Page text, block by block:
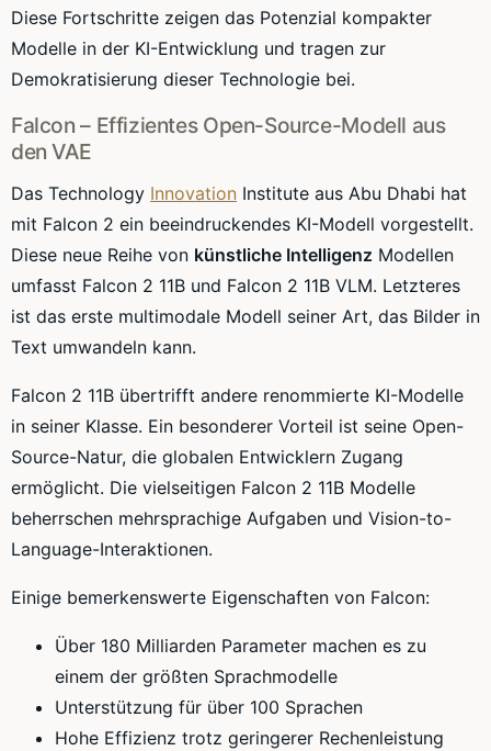
Diese Fortschritte zeigen das Potenzial kompakter
Modelle in der KI-Entwicklung und tragen zur
Demokratisierung dieser Technologie bei.
Falcon – Effizientes Open-Source-Modell aus
den VAE
Das Technology Innovation Institute aus Abu Dhabi hat
mit Falcon 2 ein beeindruckendes KI-Modell vorgestellt.
Diese neue Reihe von künstliche Intelligenz Modellen
umfasst Falcon 2 11B und Falcon 2 11B VLM. Letzteres
ist das erste multimodale Modell seiner Art, das Bilder in
Text umwandeln kann.
Falcon 2 11B übertrifft andere renommierte KI-Modelle
in seiner Klasse. Ein besonderer Vorteil ist seine Open-
Source-Natur, die globalen Entwicklern Zugang
ermöglicht. Die vielseitigen Falcon 2 11B Modelle
beherrschen mehrsprachige Aufgaben und Vision-to-
Language-Interaktionen.
Einige bemerkenswerte Eigenschaften von Falcon:
Über 180 Milliarden Parameter machen es zu
einem der größten Sprachmodelle
Unterstützung für über 100 Sprachen
Hohe Effizienz trotz geringerer Rechenleistung